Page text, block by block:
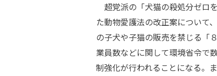
超党派の「犬猫の殺処分ゼロ
た動物愛護法の改正案について
の子犬や子猫の販売を禁じる「
業員数などに関して環境省令で
制強化が行われることになる。